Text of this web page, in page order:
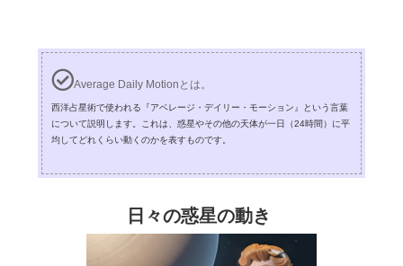
Average Daily Motionとは。
西洋占星術で使われる『アベレージ・デイリー・モーション』という言葉
について説明します。これは、惑星やその他の天体が一日（24時間）に平
均してどれくらい動くのかを表すものです。
日々の惑星の動き